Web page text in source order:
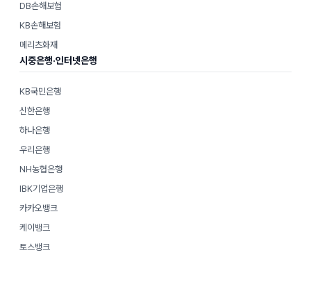
DB손해보험
KB손해보험
메리츠화재
시중은행·인터넷은행
KB국민은행
신한은행
하나은행
우리은행
NH농협은행
IBK기업은행
카카오뱅크
케이뱅크
토스뱅크